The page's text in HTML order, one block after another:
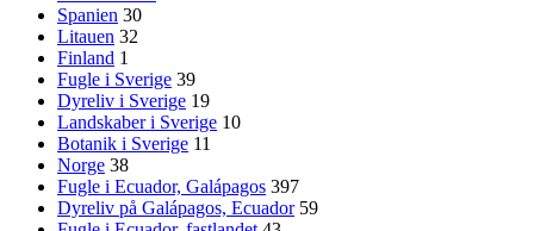
Spanien 30
Litauen 32
Finland 1
Fugle i Sverige 39
Dyreliv i Sverige 19
Landskaber i Sverige 10
Botanik i Sverige 11
Norge 38
Fugle i Ecuador, Galápagos 397
Dyreliv på Galápagos, Ecuador 59